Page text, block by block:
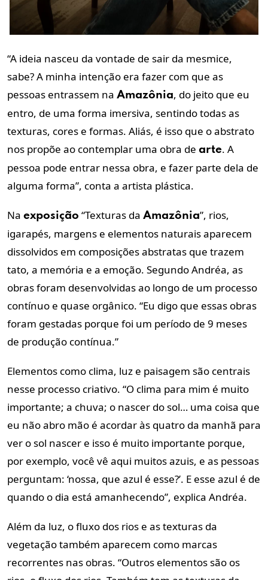
“A ideia nasceu da vontade de sair da mesmice,
sabe? A minha intenção era fazer com que as
pessoas entrassem na Amazônia, do jeito que eu
entro, de uma forma imersiva, sentindo todas as
texturas, cores e formas. Aliás, é isso que o abstrato
nos propõe ao contemplar uma obra de arte. A
pessoa pode entrar nessa obra, e fazer parte dela de
alguma forma”, conta a artista plástica.
Na exposição “Texturas da Amazônia”, rios,
igarapés, margens e elementos naturais aparecem
dissolvidos em composições abstratas que trazem
tato, a memória e a emoção. Segundo Andréa, as
obras foram desenvolvidas ao longo de um processo
contínuo e quase orgânico. “Eu digo que essas obras
foram gestadas porque foi um período de 9 meses
de produção contínua.”
Elementos como clima, luz e paisagem são centrais
nesse processo criativo. “O clima para mim é muito
importante; a chuva; o nascer do sol… uma coisa que
eu não abro mão é acordar às quatro da manhã para
ver o sol nascer e isso é muito importante porque,
por exemplo, você vê aqui muitos azuis, e as pessoas
perguntam: ‘nossa, que azul é esse?’. E esse azul é de
quando o dia está amanhecendo”, explica Andréa.
Além da luz, o fluxo dos rios e as texturas da
vegetação também aparecem como marcas
recorrentes nas obras. “Outros elementos são os